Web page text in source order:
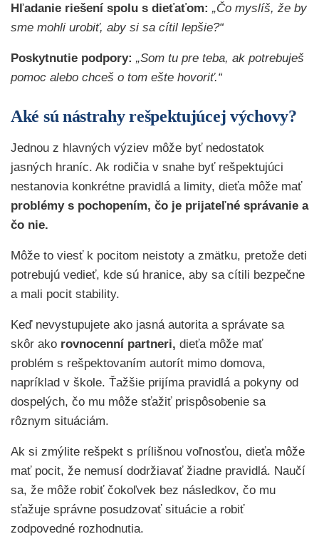
Hľadanie riešení spolu s dieťaťom: „Čo myslíš, že by
sme mohli urobiť, aby si sa cítil lepšie?“
Poskytnutie podpory: „Som tu pre teba, ak potrebuješ
pomoc alebo chceš o tom ešte hovoriť.“
Aké sú nástrahy rešpektujúcej výchovy?
Jednou z hlavných výziev môže byť nedostatok
jasných hraníc. Ak rodičia v snahe byť rešpektujúci
nestanovia konkrétne pravidlá a limity, dieťa môže mať
problémy s pochopením, čo je prijateľné správanie a
čo nie.
Môže to viesť k pocitom neistoty a zmätku, pretože deti
potrebujú vedieť, kde sú hranice, aby sa cítili bezpečne
a mali pocit stability.
Keď nevystupujete ako jasná autorita a správate sa
skôr ako rovnocenní partneri, dieťa môže mať
problém s rešpektovaním autorít mimo domova,
napríklad v škole. Ťažšie prijíma pravidlá a pokyny od
dospelých, čo mu môže sťažiť prispôsobenie sa
rôznym situáciám.
Ak si zmýlite rešpekt s prílišnou voľnosťou, dieťa môže
mať pocit, že nemusí dodržiavať žiadne pravidlá. Naučí
sa, že môže robiť čokoľvek bez následkov, čo mu
sťažuje správne posudzovať situácie a robiť
zodpovedné rozhodnutia.